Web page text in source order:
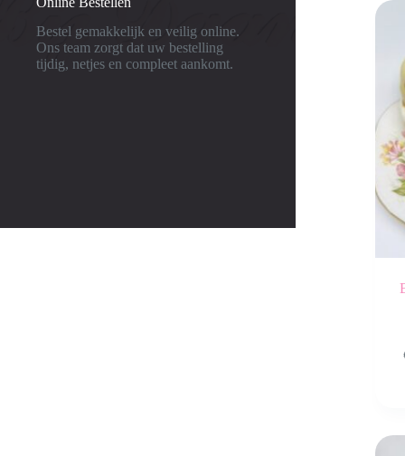
Bestel gemakkelijk en veilig online.
Ons team zorgt dat uw bestelling
tijdig, netjes en compleet aankomt.